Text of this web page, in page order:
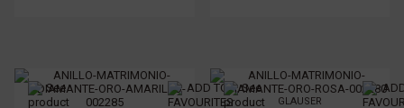
GLAUSER